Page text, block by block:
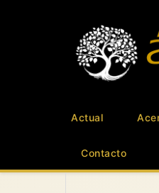
Actual
Contacto